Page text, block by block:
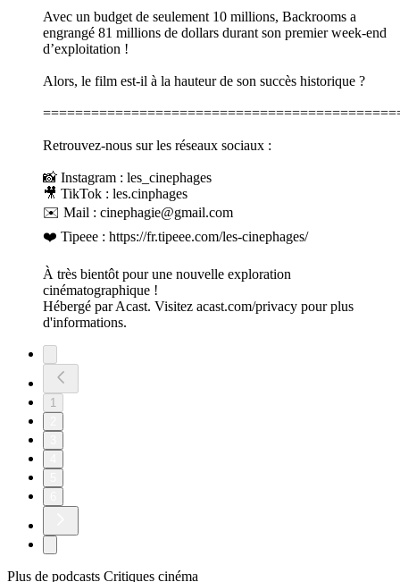
Avec un budget de seulement 10 millions, Backrooms a
engrangé 81 millions de dollars durant son premier week-end
d’exploitation !
Alors, le film est-il à la hauteur de son succès historique ?
Retrouvez-nous sur les réseaux sociaux :
📸 Instagram : les_cinephages
🎥 TikTok : les.cinphages
✉️ Mail : cinephagie@gmail.com
❤️ Tipeee : https://fr.tipeee.com/les-cinephages/
À très bientôt pour une nouvelle exploration
cinématographique !
Hébergé par Acast. Visitez acast.com/privacy pour plus
d'informations.
1
Plus de podcasts Critiques cinéma